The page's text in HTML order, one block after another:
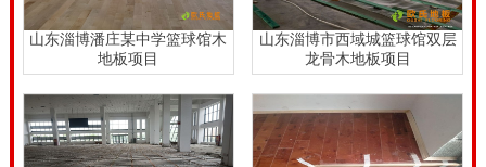
山东淄博潘庄某中学篮球馆木
地板项目
山东淄博市西域城篮球馆双层
龙骨木地板项目